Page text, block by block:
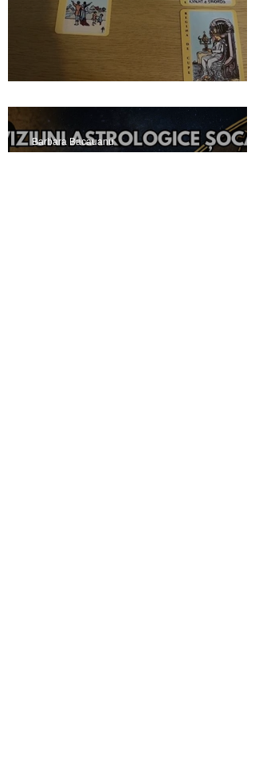
Barbara Bacauanu